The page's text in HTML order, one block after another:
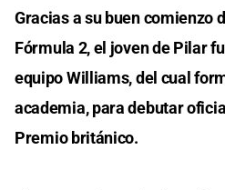
Gracias a su buen comienzo
Fórmula 2, el joven de Pilar
equipo Williams, del cual
academia, para debutar
Premio británico.